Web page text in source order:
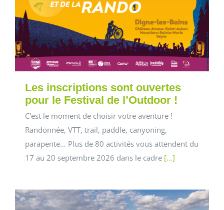
Les inscriptions sont ouvertes
pour le Festival de l’Outdoor !
C'est le moment de choisir votre aventure !
Randonnée, VTT, trail, paddle, canyoning,
parapente… Plus de 80 activités vous attendent du
17 au 20 septembre 2026 dans le cadre [...]